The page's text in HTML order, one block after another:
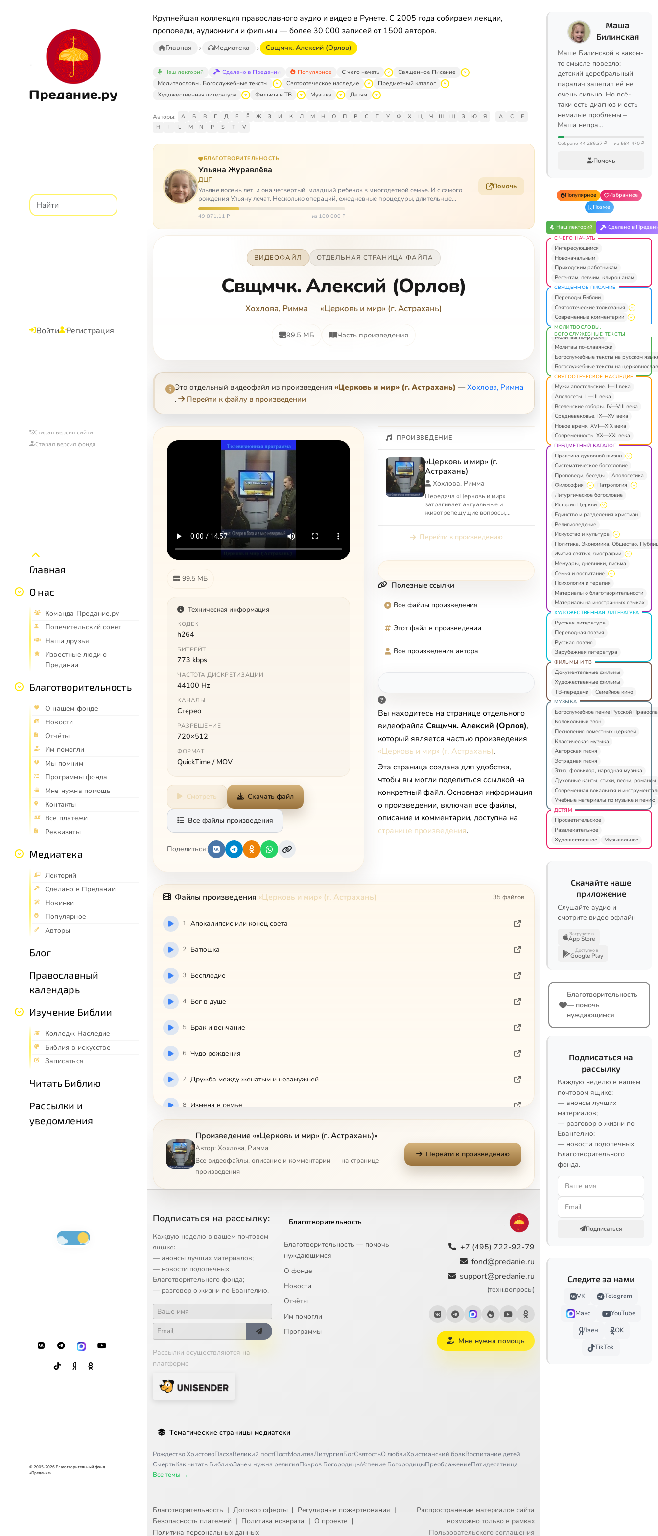
Предание.ру
Войти Регистрация
Старая версия сайта
Старая версия фонда
Главная
О нас
Команда Предание.ру
Попечительский совет
Наши друзья
Известные люди о
Предании
Благотворительность
О нашем фонде
Новости
Отчёты
Им помогли
Мы помним
Программы фонда
Мне нужна помощь
Контакты
Все платежи
Реквизиты
Медиатека
Лекторий
Сделано в Предании
Новинки
Популярное
Авторы
Блог
Православный
календарь
Изучение Библии
Колледж Наследие
Библия в искусстве
Записаться
Читать Библию
Рассылки и
уведомления
© 2005-2026 Благотворительный фонд
«Предание»
Крупнейшая коллекция православного аудио и видео в Рунете. С 2005 года собираем лекции,
проповеди, аудиокниги и фильмы — более 30 000 записей от 1500 авторов.
Главная Медиатека Свщмчк. Алексий (Орлов)
Наш лекторий Сделано в Предании Популярное С чего начать
Священное Писание
Молитвословы. Богослужебные тексты
Святоотеческое наследие
Предметный каталог
Художественная литература
Фильмы и ТВ Музыка Детям
Авторы: А Б В Г Д Е Ё Ж З И К Л М Н О П Р С Т У Ф Х Ц Ч Ш Щ Э Ю Я | A C
E
H
I L M N P S T V
БЛАГОТВОРИТЕЛЬНОСТЬ
Ульяна Журавлёва
ДЦП
Ульяне восемь лет, и она четвертый, младший ребёнок в многодетной семье. И с самого
рождения Ульяну лечат. Несколько операций, ежедневные процедуры, длительные
реабилитации и беско…
49 871,11 ₽ из 180 000 ₽
Помочь
ВИДЕОФАЙЛ ОТДЕЛЬНАЯ СТРАНИЦА ФАЙЛА
Свщмчк. Алексий (Орлов)
Хохлова, Римма — «Церковь и мир» (г. Астрахань)
99.5 МБ Часть произведения
Это отдельный видеофайл из произведения «Церковь и мир» (г. Астрахань) — Хохлова, Римма
.
Перейти к файлу в произведении
99.5 МБ
Техническая информация
КОДЕК
h264
БИТРЕЙТ
773 kbps
ЧАСТОТА ДИСКРЕТИЗАЦИИ
44100 Hz
КАНАЛЫ
Стерео
РАЗРЕШЕНИЕ
720×512
ФОРМАТ
QuickTime / MOV
Смотреть Скачать файл
Все файлы произведения
Поделиться:
ПРОИЗВЕДЕНИЕ
«Церковь и мир» (г.
Астрахань)
Хохлова, Римма
Передача «Церковь и мир»
затрагивает актуальные и
животрепещущие вопросы,
жить в сегодняшний день ...
Перейти к произведению
Полезные ссылки
Все файлы произведения
Этот файл в произведении
Все произведения автора
Вы находитесь на странице отдельного
видеофайла Свщмчк. Алексий (Орлов),
который является частью произведения
«Церковь и мир» (г. Астрахань).
Эта страница создана для удобства,
чтобы вы могли поделиться ссылкой на
конкретный файл. Основная информация
о произведении, включая все файлы,
описание и комментарии, доступна на
странице произведения.
Файлы произведения «Церковь и мир» (г. Астрахань) 35 файлов
1 Апокалипсис или конец света
2 Батюшка
3 Бесплодие
4 Бог в душе
5 Брак и венчание
6 Чудо рождения
7 Дружба между женатым и незамужней
8 Измена в семье
Как поступить в сложной ситуации
10 Крещение и подготовка к нему
13 Люта, как преисподняя, ревность
14 О любви, о семье, о вечных ценностях
О жизни Церкви, о её современных проблемах
16
17 Петров пост
18
19 Разумность снисхождения
22 Семейная жизнь
24 Семейные отношения
Произведение ««Церковь и мир» (г. Астрахань)»
Автор: Хохлова, Римма
Все видеофайлы, описание и комментарии — на странице
произведения
Перейти к произведению
Подписаться на рассылку:
Каждую неделю в вашем почтовом
ящике:
— анонсы лучших материалов;
— новости подопечных
Благотворительного фонда;
— разговор о жизни по Евангелию.
Рассылки осуществляются на
платформе
Благотворительность
Благотворительность — помочь
нуждающимся
О фонде
Новости
Отчёты
Им помогли
Программы
+7 (495) 722-92-79
fond@predanie.ru
support@predanie.ru
(техн.вопросы)
Мне нужна помощь
Тематические страницы медиатеки
Рождество ХристовоПасхаВеликий постПостМолитваЛитургияБогСвятостьО любвиХристианский бракВоспитание детей
СмертьКак читать БиблиюЗачем нужна религияПокров БогородицыУспение БогородицыПреображениеПятидесятница
Все темы →
Благотворительность | Договор оферты | Регулярные пожертвования |
Безопасность платежей | Политика возврата | О проекте |
Политика персональных данных
Распространение материалов сайта
возможно только в рамках
Пользовательского соглашения
Маша
Билинская
Маше Билинской в каком-
то смысле повезло:
детский церебральный
паралич зацепил её не
очень сильно. Но всё-
таки есть диагноз и есть
немалые проблемы –
Маша непра…
Собрано 44 286,37 ₽ из 584 470 ₽
Помочь
Популярное
Избранное
Позже
Наш лекторий Сделано в
С ЧЕГО НАЧАТЬ
Интересующимся
Новоначальным
Приходским работникам
Регентам, певчим, клирошанам
СВЯЩЕННОЕ ПИСАНИЕ
Переводы Библии
Святоотеческие толкования
Современные комментарии
МОЛИТВОСЛОВЫ.
БОГОСЛУЖЕБНЫЕ ТЕКСТЫ
Молитвы по-русски
Молитвы по-славянски
Богослужебные тексты на русском
Богослужебные тексты на
СВЯТООТЕЧЕСКОЕ НАСЛЕДИЕ
Мужи апостольские. I—II века
Апологеты. II—III века
Вселенские соборы. IV—VIII века
Средневековье. IX—XV века
Новое время. XVI—XIX века
Современность. XX—XXI века
ПРЕДМЕТНЫЙ КАТАЛОГ
Практика духовной жизни
Систематическое богословие
Проповеди, беседы
Апологетика
Философия
Патрология
Литургическое богословие
История Церкви
Единство и разделения христиан
Религиоведение
Искусство и культура
Политика. Экономика. Общество.
Жития святых, биографии
Мемуары, дневники, письма
Семья и воспитание
Психология и терапия
Материалы о благотворительности
Материалы на иностранных языках
ХУДОЖЕСТВЕННАЯ ЛИТЕРАТУРА
Русская литература
Переводная поэзия
Русская поэзия
Зарубежная литература
ФИЛЬМЫ И ТВ
Документальные фильмы
Художественные фильмы
ТВ-передачи
Семейное кино
МУЗЫКА
Богослужебное пение Русской
Колокольный звон
Песнопения поместных церквей
Классическая музыка
Авторская песня
Эстрадная песня
Этно, фольклор, народная музыка
Духовные канты, стихи, песни, романсы
Современная вокальная и
Учебные материалы по музыке и пению
ДЕТЯМ
Просветительское
Развлекательное
Художественное
Музыкальное
Скачайте наше
приложение
Слушайте аудио и
смотрите видео офлайн
Загрузите в
App Store
Доступно в
Google Play
Благотворительность
— помочь
нуждающимся
Подписаться на
рассылку
Каждую неделю в вашем
почтовом ящике:
— анонсы лучших
материалов;
— разговор о жизни по
Евангелию;
— новости подопечных
Благотворительного
фонда.
Подписаться
Следите за нами
VK
Telegram
Макс
YouTube
Дзен
OK
TikTok